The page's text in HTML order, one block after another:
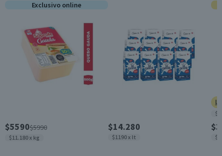
Variantes del Surtido
Surtido
Incluye Pilas
10.9 x 16.5 x 3.8 cm
Exclusivo online
$5590$5990
$11.180 x kg
$14.280
$1190 x lt